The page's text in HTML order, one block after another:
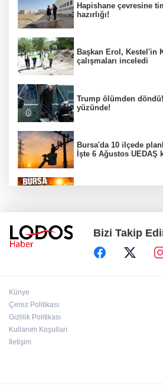
Hapishane çevresine
hazırlığı!
Başkan Erol, Kestel'in
çalışmaları inceledi
Trump ölümden
yüzünde!
Bursa'da 10 ilçede
İşte 6 Ağustos UEDAŞ
Bursa YENİ Parti İl
A Takımı belli oldu!
Bizi Takip
Künye
Çerez Politikası
Gizlilik Politikası
Kullanım Koşulları
İletişim